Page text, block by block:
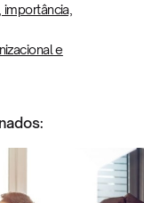
e